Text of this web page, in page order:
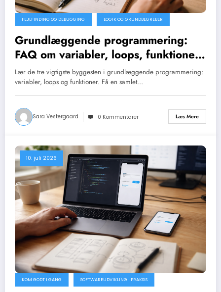
FEJLFINDING OG DEBUGGING LOGIK OG GRUNDBEGREBER
Grundlæggende programmering:
FAQ om variabler, loops, funktioner
og fejl
Lær de tre vigtigste byggesten i grundlæggende programmering:
variabler, loops og funktioner. Få en samlet…
Sara Vestergaard 0 Kommentarer Læs Mere
10. juli 2026
KOM GODT I GANG SOFTWAREUDVIKLING I PRAKSIS